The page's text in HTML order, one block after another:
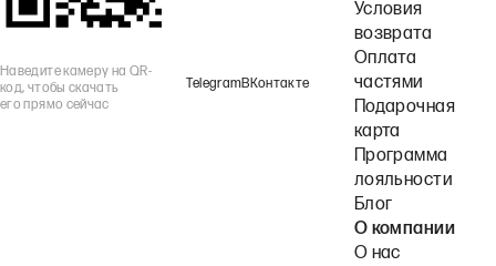
Наведите камеру на QR-
код, чтобы скачать
его прямо сейчас
TelegramВКонтакте
Условия
возврата
Оплата
частями
Подарочная
карта
Программа
лояльности
Блог
О компании
О нас